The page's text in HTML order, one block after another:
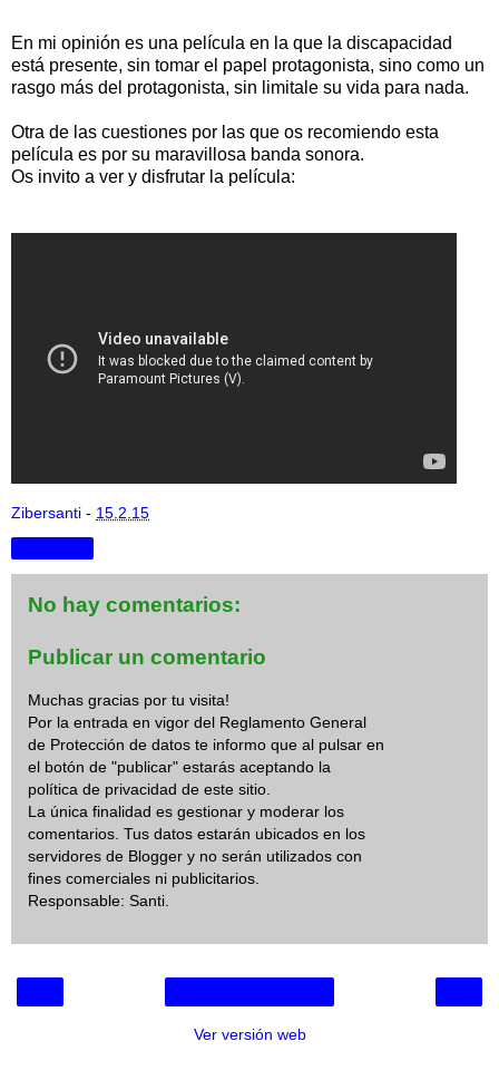
En mi opinión es una película en la que la discapacidad
está presente, sin tomar el papel protagonista, sino como un
rasgo más del protagonista, sin limitale su vida para nada.
Otra de las cuestiones por las que os recomiendo esta
película es por su maravillosa banda sonora.
Os invito a ver y disfrutar la película:
Zibersanti - 15.2.15
No hay comentarios:
Publicar un comentario
Muchas gracias por tu visita!
Por la entrada en vigor del Reglamento General
de Protección de datos te informo que al pulsar en
el botón de "publicar" estarás aceptando la
política de privacidad de este sitio.
La única finalidad es gestionar y moderar los
comentarios. Tus datos estarán ubicados en los
servidores de Blogger y no serán utilizados con
fines comerciales ni publicitarios.
Responsable: Santi.
Ver versión web